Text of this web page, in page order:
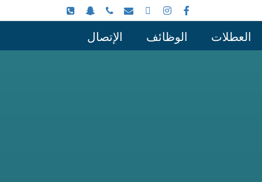
العطلات الوظائف الإتصال